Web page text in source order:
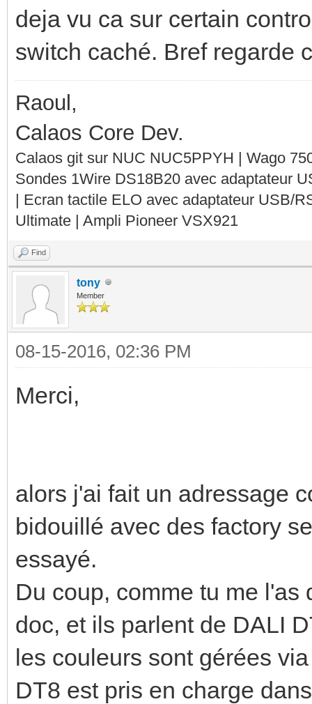
deja vu ca sur certain
switch caché. Bref regarde
Raoul,
Calaos Core Dev.
Calaos git sur NUC NUC5PPYH | Wago
Sondes 1Wire DS18B20 avec adaptateur
| Ecran tactile ELO avec adaptateur USB/
Ultimate | Ampli Pioneer VSX921
Find
tony
Member
08-15-2016, 02:36 PM
Merci,
alors j'ai fait un adressage
bidouillé avec des factory
essayé.
Du coup, comme tu me
doc, et ils parlent de DALI
les couleurs sont gérées
DT8 est pris en charge